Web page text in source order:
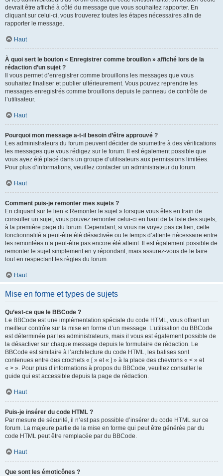
devrait être affiché à côté du message que vous souhaitez rapporter. En
cliquant sur celui-ci, vous trouverez toutes les étapes nécessaires afin de
rapporter le message.
Haut
À quoi sert le bouton « Enregistrer comme brouillon » affiché lors de la
rédaction d’un sujet ?
Il vous permet d’enregistrer comme brouillons les messages que vous
souhaitez finaliser et publier ultérieurement. Vous pouvez reprendre les
messages enregistrés comme brouillons depuis le panneau de contrôle de
l’utilisateur.
Haut
Pourquoi mon message a-t-il besoin d’être approuvé ?
Les administrateurs du forum peuvent décider de soumettre à des vérifications
les messages que vous rédigez sur le forum. Il est également possible que
vous ayez été placé dans un groupe d’utilisateurs aux permissions limitées.
Pour plus d’informations, veuillez contacter un administrateur du forum.
Haut
Comment puis-je remonter mes sujets ?
En cliquant sur le lien « Remonter le sujet » lorsque vous êtes en train de
consulter un sujet, vous pouvez remonter celui-ci en haut de la liste des sujets,
à la première page du forum. Cependant, si vous ne voyez pas ce lien, cette
fonctionnalité a peut-être été désactivée ou le temps d’attente nécessaire entre
les remontées n’a peut-être pas encore été atteint. Il est également possible de
remonter le sujet simplement en y répondant, mais assurez-vous de le faire
tout en respectant les règles du forum.
Haut
Mise en forme et types de sujets
Qu’est-ce que le BBCode ?
Le BBCode est une implémentation spéciale du code HTML, vous offrant un
meilleur contrôle sur la mise en forme d’un message. L’utilisation du BBCode
est déterminée par les administrateurs, mais il vous est également possible de
la désactiver sur chaque message depuis le formulaire de rédaction. Le
BBCode est similaire à l’architecture du code HTML, les balises sont
contenues entre des crochets « [ » et « ] » à la place des chevrons « < » et
« > ». Pour plus d’informations à propos du BBCode, veuillez consulter le
guide qui est accessible depuis la page de rédaction.
Haut
Puis-je insérer du code HTML ?
Par mesure de sécurité, il n’est pas possible d’insérer du code HTML sur ce
forum. La majeure partie de la mise en forme qui peut être générée par du
code HTML peut être remplacée par du BBCode.
Haut
Que sont les émoticônes ?